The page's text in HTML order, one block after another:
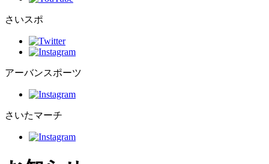
さいスポ
アーバンスポーツ
さいたマーチ